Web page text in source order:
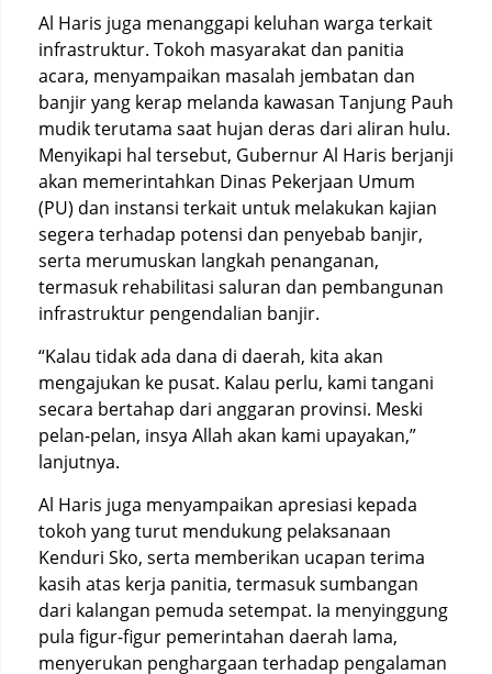
Al Haris juga menanggapi keluhan warga terkait
infrastruktur. Tokoh masyarakat dan panitia
acara, menyampaikan masalah jembatan dan
banjir yang kerap melanda kawasan Tanjung Pauh
mudik terutama saat hujan deras dari aliran hulu.
Menyikapi hal tersebut, Gubernur Al Haris berjanji
akan memerintahkan Dinas Pekerjaan Umum
(PU) dan instansi terkait untuk melakukan kajian
segera terhadap potensi dan penyebab banjir,
serta merumuskan langkah penanganan,
termasuk rehabilitasi saluran dan pembangunan
infrastruktur pengendalian banjir.
“Kalau tidak ada dana di daerah, kita akan
mengajukan ke pusat. Kalau perlu, kami tangani
secara bertahap dari anggaran provinsi. Meski
pelan-pelan, insya Allah akan kami upayakan,”
lanjutnya.
Al Haris juga menyampaikan apresiasi kepada
tokoh yang turut mendukung pelaksanaan
Kenduri Sko, serta memberikan ucapan terima
kasih atas kerja panitia, termasuk sumbangan
dari kalangan pemuda setempat. Ia menyinggung
pula figur-figur pemerintahan daerah lama,
menyerukan penghargaan terhadap pengalaman